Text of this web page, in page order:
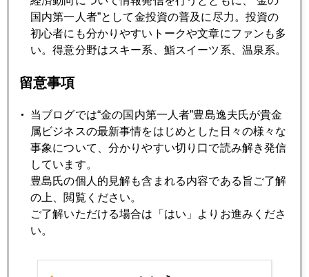
2011年04月21日
ジャパン・パッシング
2011年04月20日
金１５００ドル
2011年04月19日
米国国債見通し下げの衝撃
2011年04月18日
ドル不安だけどユーロも不安＆復興支援セミナーin博多の
国内第一人者”として金投資の普及に尽力。投資の
初心者にも分かりやすいトークや文章にファンも多
い。得意分野はスキー系、鮨スイーツ系、温泉系。
留意事項
当ブログでは“金の国内第一人者”豊島逸夫氏が貴金
属ビジネスの最新事情をはじめとした日々の様々な
事象について、分かりやすい切り口で読み解き発信
しています。
豊島氏の個人的見解も含まれる内容である旨ご了解
の上、閲覧ください。
ご了解いただける場合は「はい」よりお進みくださ
い。